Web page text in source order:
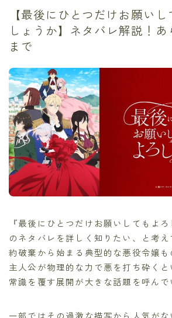
【最後にひとつだけお願い
しょうか】ネタバレ解説！
まで
『最後にひとつだけお願いしてもよろ
のネタバレを詳しく知りたい、と考
約破棄から始まる典型的な悪役令嬢も
主人公が物理的な力で悪を打ち砕く
常識を覆す展開が大きな話題を呼んで
一部ではその過激な描写から人気がな